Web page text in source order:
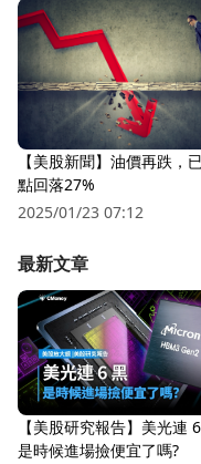
【美股新聞】油價再跌，
點回落27%
2025/01/23 07:12
最新文章
【美股研究報告】美光連 6
是時候進場撿便宜了嗎?